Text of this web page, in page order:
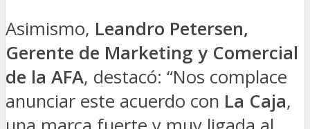
Asimismo, Leandro Petersen,
Gerente de Marketing y Comercial
de la AFA, destacó: “Nos complace
anunciar este acuerdo con La Caja,